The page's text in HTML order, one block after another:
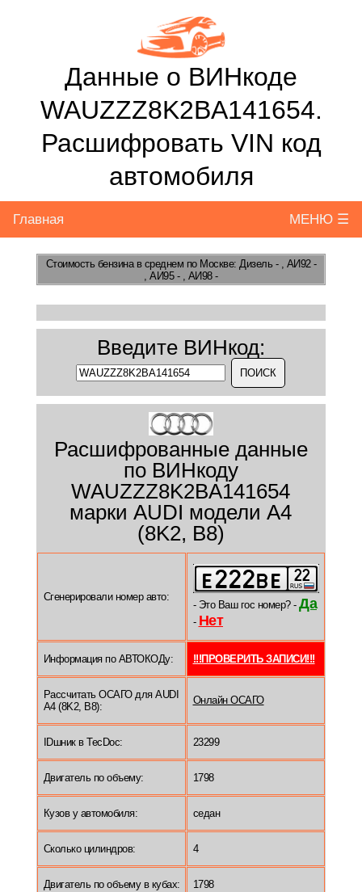
Данные о ВИНкоде
WAUZZZ8K2BA141654.
Расшифровать VIN код
автомобиля
Главная МЕНЮ ☰
Стоимость бензинав среднем по Москве: Дизель - , АИ92 -
, АИ95 - , АИ98 -
Введите ВИНкод:
Расшифрованные данные
по ВИНкоду
WAUZZZ8K2BA141654
марки AUDI модели A4
(8K2, B8)
Сгенерировали номер авто:
- Это Ваш гос номер? - Да
- Нет
Информация по АВТОКОДу: !!!ПРОВЕРИТЬ ЗАПИСИ!!!
Рассчитать ОСАГО для AUDI
A4 (8K2, B8):
Онлайн ОСАГО
IDшник в TecDoc: 23299
Двигатель по объему: 1798
Кузов у автомобиля: седан
Сколько цилиндров: 4
Двигатель по объему в кубах: 1798